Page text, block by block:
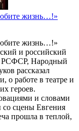
жизнь…!»
жизнь…!»
и российский
РСФСР, Народный
рассказал
о работе в театре и
героев.
и словами
со сцены Евгения
прошла в теплой,